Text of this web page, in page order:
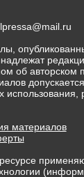
об авторском
материалов